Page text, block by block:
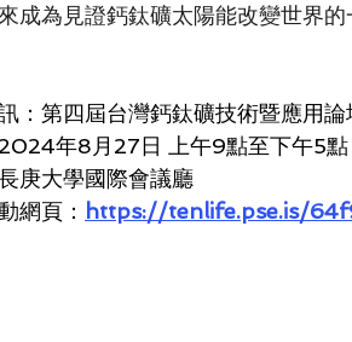
成為見證鈣鈦礦太陽能改變世界的
：第四屆台灣鈣鈦礦技術暨應用論
年8月27日 上午9點至下午5
庚大學國際會議廳
網頁： https://tenlife.pse.is/